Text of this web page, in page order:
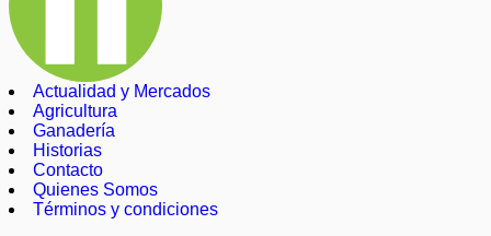
Actualidad y Mercados
Agricultura
Ganadería
Historias
Contacto
Quienes Somos
Términos y condiciones